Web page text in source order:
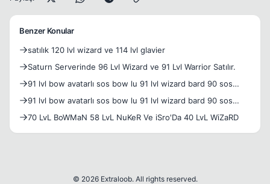
Benzer Konular
satılık 120 lvl wizard ve 114 lvl glavier
Saturn Serverinde 96 Lvl Wizard ve 91 Lvl Warrior Satılır.
91 lvl bow avatarlı sos bow lu 91 lvl wizard bard 90 sos
silahlı
91 lvl bow avatarlı sos bow lu 91 lvl wizard bard 90 sos
silahlı
70 LvL BoWMaN 58 LvL NuKeR Ve iSro'Da 40 LvL WiZaRD
© 2026 Extraloob. All rights reserved.